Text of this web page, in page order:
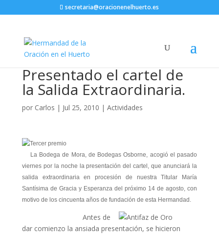
secretaria@oracionenelhuerto.es
Presentado el cartel de
la Salida Extraordinaria.
por Carlos | Jul 25, 2010 | Actividades
La Bodega de Mora, de Bodegas Osborne, acogió el pasado
viernes por la noche la presentación del cartel, que anunciará la
salida extraordinaria en procesión de nuestra Titular María
Santísima de Gracia y Esperanza del próximo 14 de agosto, con
motivo de los cincuenta años de fundación de esta Hermandad.
Antes de
dar comienzo la ansiada presentación, se hicieron